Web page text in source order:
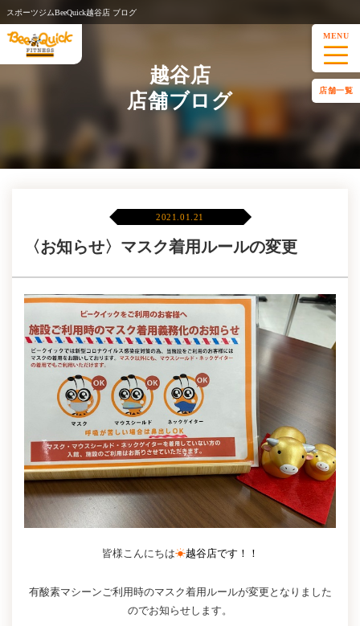
スポーツジムBeeQuick越谷店 ブログ
MENU
店舗一覧
越谷店
店舗ブログ
2021.01.21
〈お知らせ〉マスク着用ルールの変更
皆様こんにちは☀越谷店です！！
有酸素マシーンご利用時のマスク着用ルールが変更となりました
のでお知らせします。